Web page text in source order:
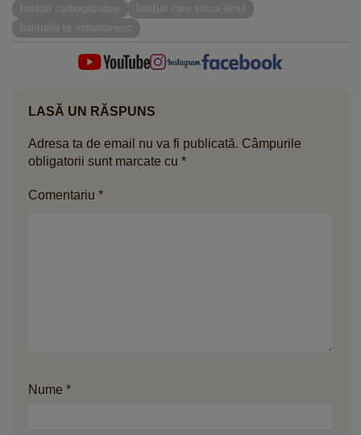
bauturi carbogazoase
bauturi care strica tenul
bauturile te imbatranesc
LASĂ UN RĂSPUNS
Adresa ta de email nu va fi publicată. Câmpurile
obligatorii sunt marcate cu *
Comentariu *
Nume *